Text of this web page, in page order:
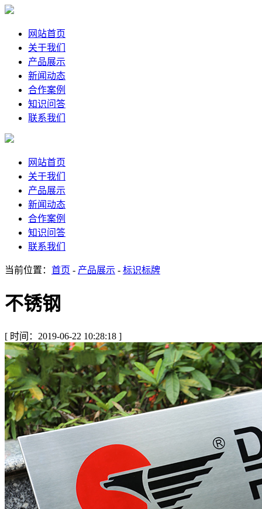
网站首页
关于我们
产品展示
新闻动态
合作案例
知识问答
联系我们
网站首页
关于我们
产品展示
新闻动态
合作案例
知识问答
联系我们
当前位置： 首页 - 产品展示 - 标识标牌
不锈钢
[ 时间：2019-06-22 10:28:18 ]